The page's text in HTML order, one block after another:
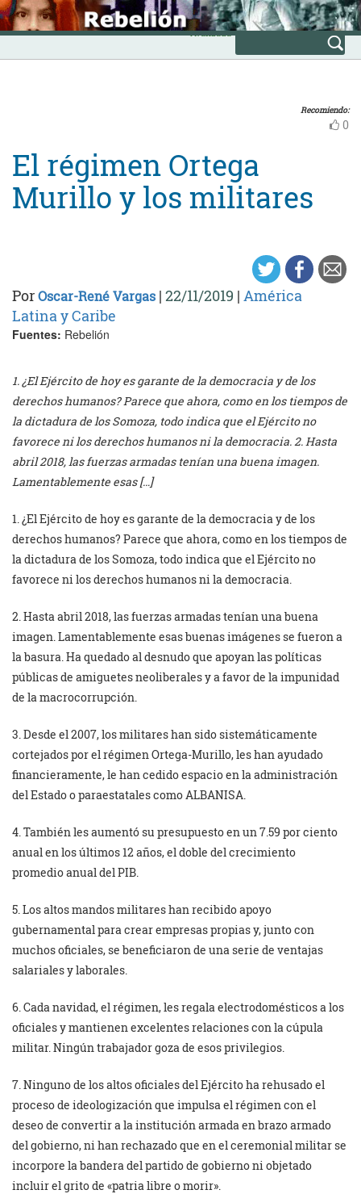
Skip
to
content
INICIO
Avanzada
Recomiendo:
0
El régimen Ortega
Murillo y los militares
PorOscar-René Vargas | 22/11/2019 | América
Latina y Caribe
Fuentes: Rebelión
1. ¿El Ejército de hoy es garante de la democracia y de los
derechos humanos? Parece que ahora, como en los tiempos de
la dictadura de los Somoza, todo indica que el Ejército no
favorece ni los derechos humanos ni la democracia. 2. Hasta
abril 2018, las fuerzas armadas tenían una buena imagen.
Lamentablemente esas […]
1. ¿El Ejército de hoy es garante de la democracia y de los
derechos humanos? Parece que ahora, como en los tiempos de
la dictadura de los Somoza, todo indica que el Ejército no
favorece ni los derechos humanos ni la democracia.
2. Hasta abril 2018, las fuerzas armadas tenían una buena
imagen. Lamentablemente esas buenas imágenes se fueron a
la basura. Ha quedado al desnudo que apoyan las políticas
públicas de amiguetes neoliberales y a favor de la impunidad
de la macrocorrupción.
3. Desde el 2007, los militares han sido sistemáticamente
cortejados por el régimen Ortega-Murillo, les han ayudado
financieramente, le han cedido espacio en la administración
del Estado o paraestatales como ALBANISA.
4. También les aumentó su presupuesto en un 7.59 por ciento
anual en los últimos 12 años, el doble del crecimiento
promedio anual del PIB.
5. Los altos mandos militares han recibido apoyo
gubernamental para crear empresas propias y, junto con
muchos oficiales, se beneficiaron de una serie de ventajas
salariales y laborales.
6. Cada navidad, el régimen, les regala electrodomésticos a los
oficiales y mantienen excelentes relaciones con la cúpula
militar. Ningún trabajador goza de esos privilegios.
7. Ninguno de los altos oficiales del Ejército ha rehusado el
proceso de ideologización que impulsa el régimen con el
deseo de convertir a la institución armada en brazo armado
del gobierno, ni han rechazado que en el ceremonial militar se
incorpore la bandera del partido de gobierno ni objetado
incluir el grito de «patria libre o morir».